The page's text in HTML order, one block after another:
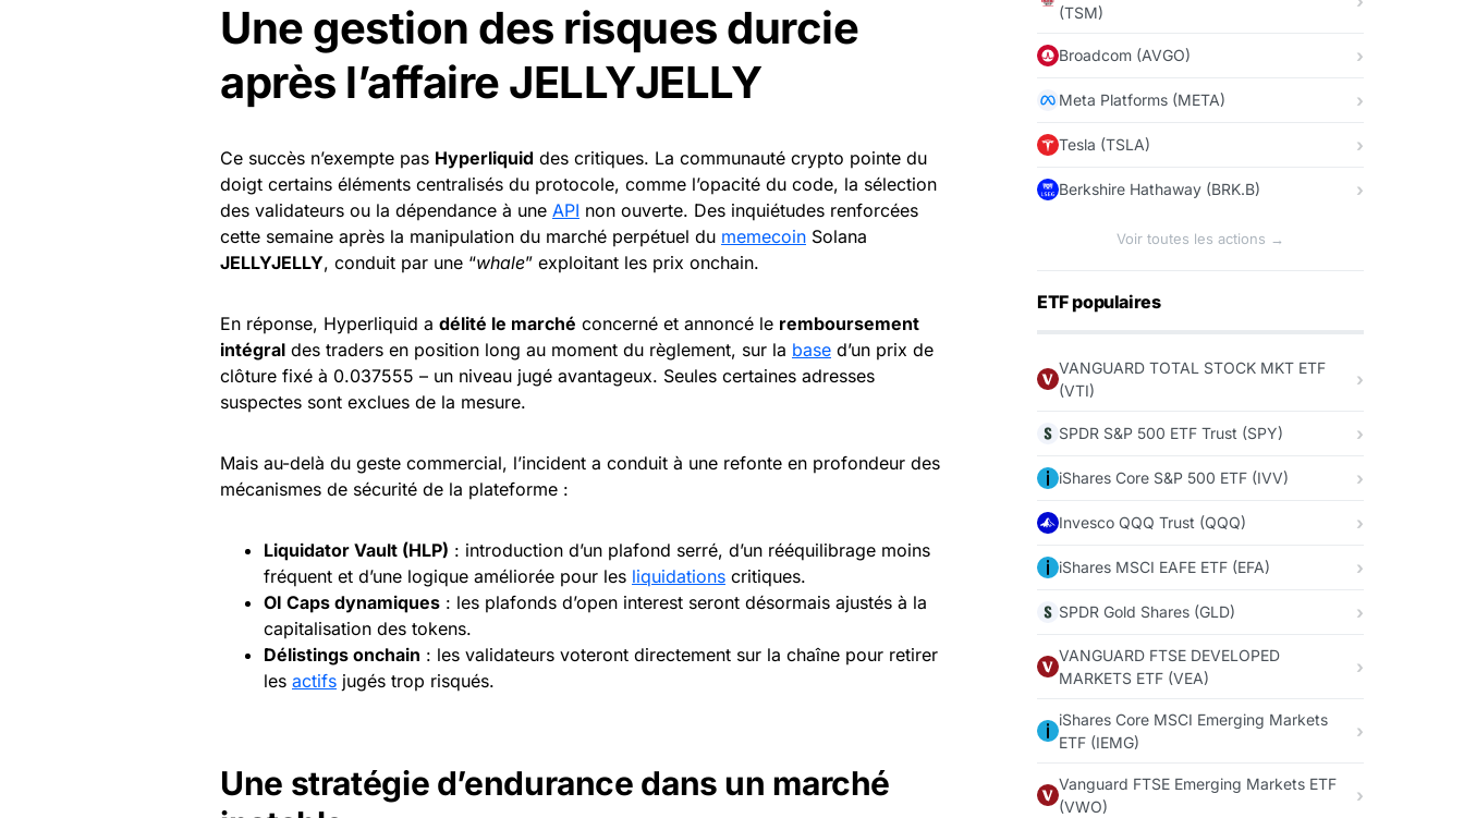
Une gestion des risques durcie
après l’affaire JELLYJELLY
Ce succès n’exempte pas Hyperliquid des critiques. La communauté crypto pointe du
doigt certains éléments centralisés du protocole, comme l’opacité du code, la sélection
des validateurs ou la dépendance à une API non ouverte. Des inquiétudes renforcées
cette semaine après la manipulation du marché perpétuel du memecoin Solana
JELLYJELLY, conduit par une “whale” exploitant les prix onchain.
En réponse, Hyperliquid a délité le marché concerné et annoncé le remboursement
intégral des traders en position long au moment du règlement, sur la base d’un prix de
clôture fixé à 0.037555 – un niveau jugé avantageux. Seules certaines adresses
suspectes sont exclues de la mesure.
Mais au-delà du geste commercial, l’incident a conduit à une refonte en profondeur des
mécanismes de sécurité de la plateforme :
Liquidator Vault (HLP) : introduction d’un plafond serré, d’un rééquilibrage moins
fréquent et d’une logique améliorée pour les liquidations critiques.
OI Caps dynamiques : les plafonds d’open interest seront désormais ajustés à la
capitalisation des tokens.
Délistings onchain : les validateurs voteront directement sur la chaîne pour retirer
les actifs jugés trop risqués.
Une stratégie d’endurance dans un marché
(TSM)
Broadcom (AVGO)
Meta Platforms (META)
Tesla (TSLA)
Berkshire Hathaway (BRK.B)
Voir toutes les actions →
ETF populaires
VANGUARD TOTAL STOCK MKT ETF
(VTI)
SPDR S&P 500 ETF Trust (SPY)
iShares Core S&P 500 ETF (IVV)
Invesco QQQ Trust (QQQ)
iShares MSCI EAFE ETF (EFA)
SPDR Gold Shares (GLD)
VANGUARD FTSE DEVELOPED
MARKETS ETF (VEA)
iShares Core MSCI Emerging Markets
ETF (IEMG)
Vanguard FTSE Emerging Markets ETF
(VWO)